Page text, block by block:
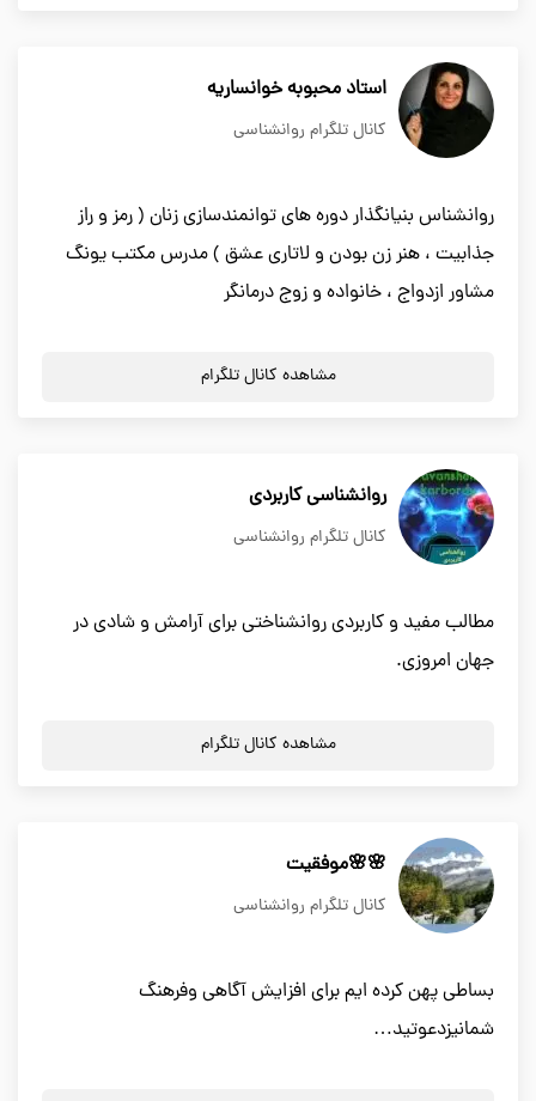
استاد محبوبه خوانساریه
کانال تلگرام روانشناسی
روانشناس بنيانگذار دوره های توانمندسازی زنان ( رمز و راز
جذابيت ، هنر زن بودن و لاتاری عشق ) مدرس مکتب یونگ
مشاور ازدواج ، خانواده و زوج درمانگر
مشاهده کانال تلگرام
روانشناسی کاربردی
کانال تلگرام روانشناسی
مطالب مفید و کاربردی روانشناختی برای آرامش و شادی در
جهان امروزی.
مشاهده کانال تلگرام
🌸🌸موفقیت
کانال تلگرام روانشناسی
بساطی پهن کرده ایم برای افزایش آگاهی وفرهنگ
شمانیزدعوتید…